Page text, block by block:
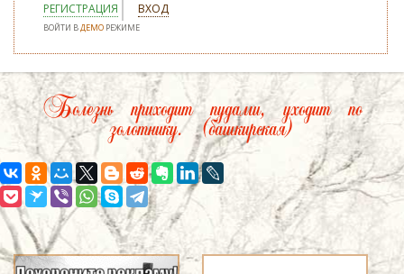
РЕГИСТРАЦИЯ ВХОД
ВОЙТИ ВДЕМО РЕЖИМЕ
Болезнь приходит пудами, уходит по
золотнику. (башкирская)